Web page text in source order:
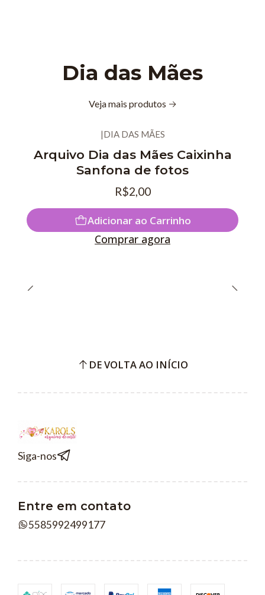
Dia das Mães
Veja mais produtos
|DIA DAS MÃES
Arquivo Dia das Mães Caixinha
Sanfona de fotos
R$2,00
Adicionar ao Carrinho
Comprar agora
DE VOLTA AO INÍCIO
Siga-nos
Entre em contato
5585992499177